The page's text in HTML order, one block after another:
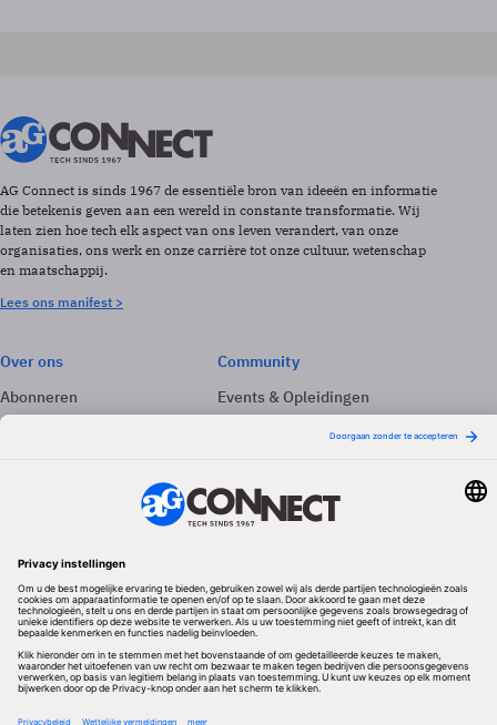
AG Connect is sinds 1967 de essentiële bron van ideeën en informatie
die betekenis geven aan een wereld in constante transformatie. Wij
laten zien hoe tech elk aspect van ons leven verandert, van onze
organisaties, ons werk en onze carrière tot onze cultuur, wetenschap
en maatschappij.
Lees ons manifest >
Over ons
Abonneren
Adverteren
Community
Events & Opleidingen
Nieuwsbrieven
Volg ons
Redactionele partner